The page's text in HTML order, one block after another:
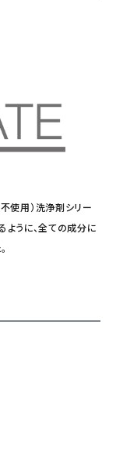
使用）洗浄剤シリー
ように、全ての成分に